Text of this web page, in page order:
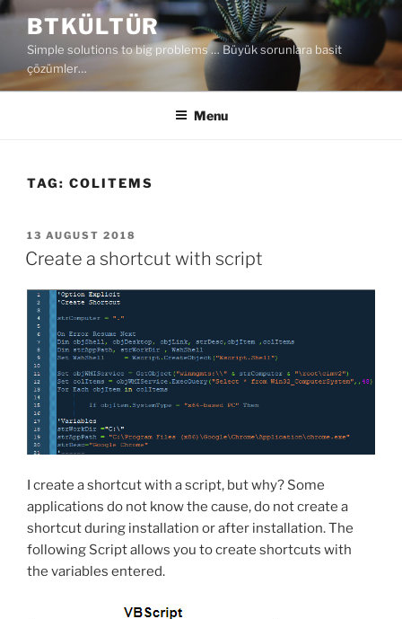
Skip
content
BTKÜLTÜR
Simple solutions to big problems … Büyük sorunlara basit
çözümler…
Menu
TAG: COLITEMS
POSTED
ON
13 AUGUST 2018
Create a shortcut with script
I create a shortcut with a script, but why? Some
applications do not know the cause, do not create a
shortcut during installation or after installation. The
following Script allows you to create shortcuts with
the variables entered.